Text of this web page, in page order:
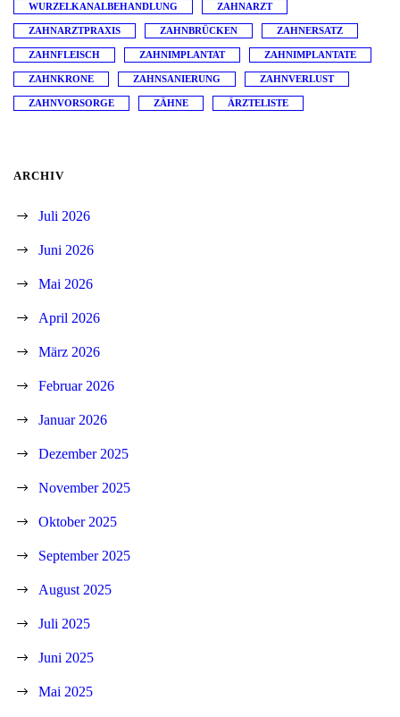
WURZELKANALBEHANDLUNG ZAHNARZT
ZAHNARZTPRAXIS ZAHNBRÜCKEN ZAHNERSATZ
ZAHNFLEISCH ZAHNIMPLANTAT ZAHNIMPLANTATE
ZAHNKRONE ZAHNSANIERUNG ZAHNVERLUST
ZAHNVORSORGE ZÄHNE ÄRZTELISTE
ARCHIV
Juli 2026
Juni 2026
Mai 2026
April 2026
März 2026
Februar 2026
Januar 2026
Dezember 2025
November 2025
Oktober 2025
September 2025
August 2025
Juli 2025
Juni 2025
Mai 2025